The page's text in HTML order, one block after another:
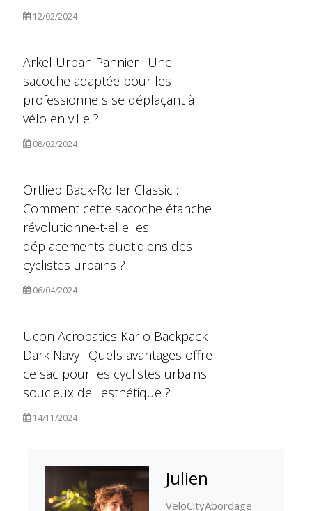
12/02/2024
Arkel Urban Pannier : Une
sacoche adaptée pour les
professionnels se déplaçant à
vélo en ville ?
08/02/2024
Ortlieb Back-Roller Classic :
Comment cette sacoche étanche
révolutionne-t-elle les
déplacements quotidiens des
cyclistes urbains ?
06/04/2024
Ucon Acrobatics Karlo Backpack
Dark Navy : Quels avantages offre
ce sac pour les cyclistes urbains
soucieux de l'esthétique ?
14/11/2024
Julien
VeloCityAbordage